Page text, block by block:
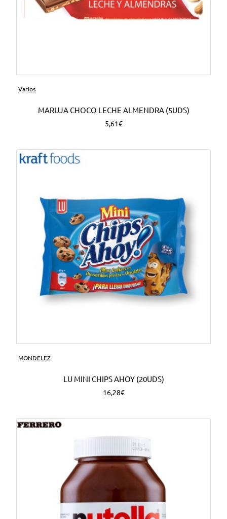
Varios
MARUJA CHOCO LECHE ALMENDRA (5UDS)
5,61€
MONDELEZ
LU MINI CHIPS AHOY (20UDS)
16,28€